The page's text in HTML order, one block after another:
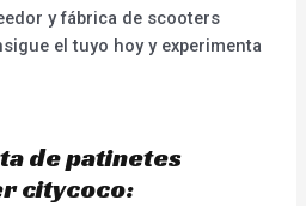
y fábrica de scooters
el tuyo hoy y experimenta
de patinetes
citycoco: